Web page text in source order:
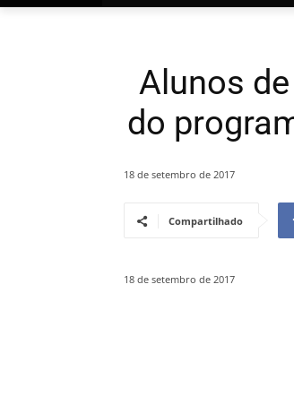
Alunos
do
18 de setembro de 2017
Compartilhado
18 de setembro de 2017